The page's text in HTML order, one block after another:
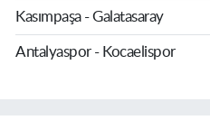
Kasımpaşa - Galatasaray
Antalyaspor - Kocaelispor